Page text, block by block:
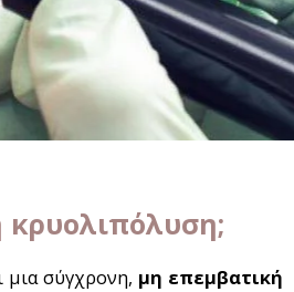
κρυολιπόλυση;
μια σύγχρονη, μη επεμβατική